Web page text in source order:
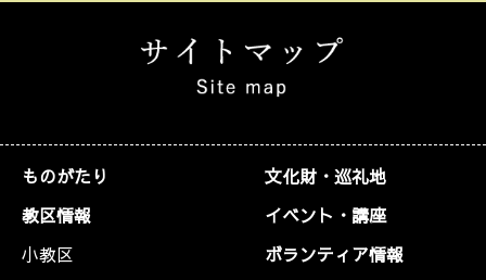
ものがたり
教区情報
小教区
文化財・巡礼地
イベント・講座
ボランティア情報